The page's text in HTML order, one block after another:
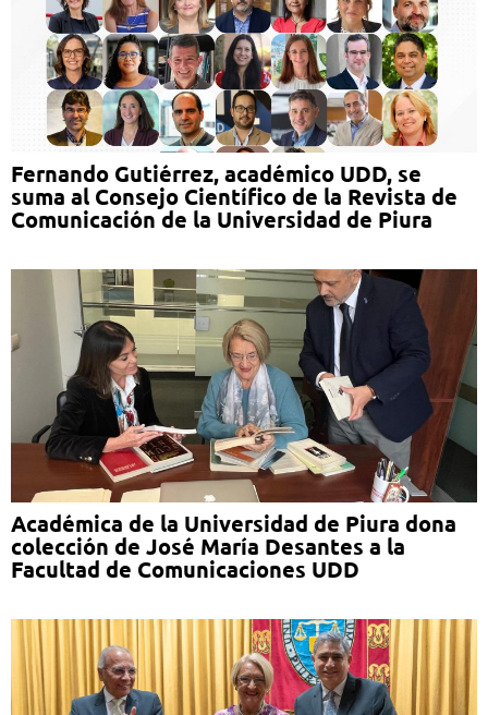
Fernando Gutiérrez, académico UDD, se
suma al Consejo Científico de la Revista de
Comunicación de la Universidad de Piura
Académica de la Universidad de Piura dona
colección de José María Desantes a la
Facultad de Comunicaciones UDD